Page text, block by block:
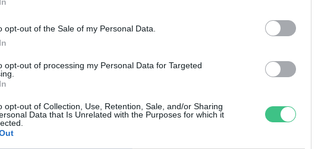
opt-out of the Sale of my Personal Data.
opt-out of processing my Personal Data for Targeted
opt-out of Collection, Use, Retention, Sale, and/or Sharing
Data that Is Unrelated with the Purposes for which it